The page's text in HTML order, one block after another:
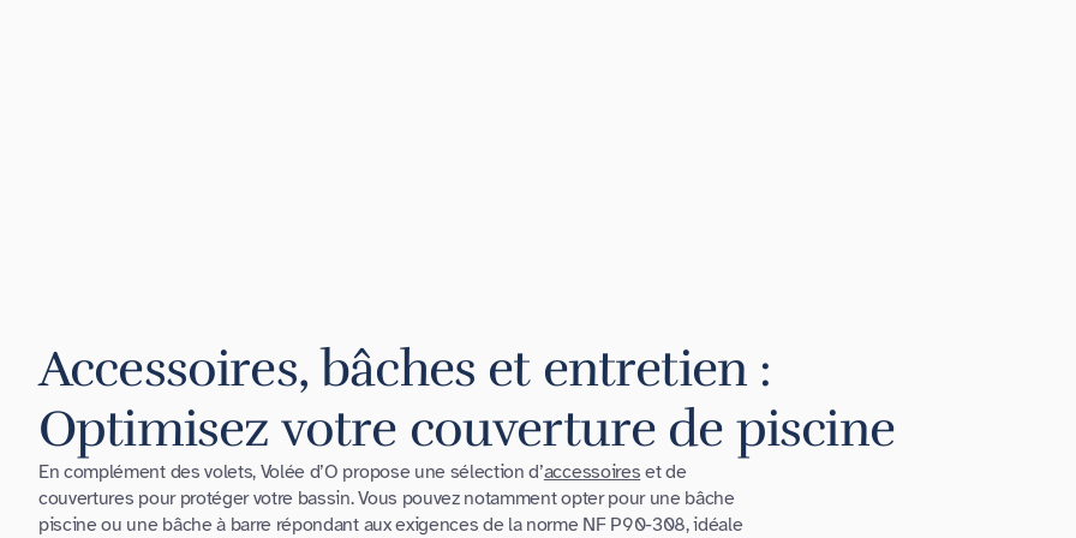
Accessoires, bâches et entretien :
Optimisez votre couverture de piscine
En complément des volets, Volée d’O propose une sélection d’accessoires et de
couvertures pour protéger votre bassin. Vous pouvez notamment opter pour une bâche
piscine ou une bâche à barre répondant aux exigences de la norme NF P90-308, idéale